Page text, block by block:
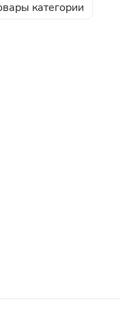
категории